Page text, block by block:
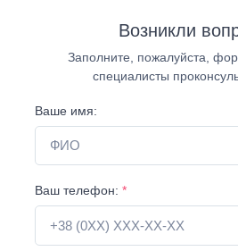
Возникли
Заполните, пожалуйста,
специалисты
Ваше имя:
Ваш телефон: *